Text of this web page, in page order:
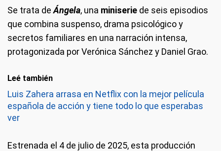
Se trata deÁngela, una miniserie de seis episodios
que combina suspenso, drama psicológico y
secretos familiares en una narración intensa,
protagonizada por Verónica Sánchez y Daniel Grao.
Leé también
Luis Zahera arrasa en Netflix con la mejor película
española de acción y tiene todo lo que esperabas
ver
Estrenada el 4 de julio de 2025, esta producción